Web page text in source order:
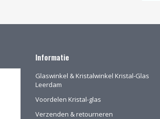
Informatie
Glaswinkel & Kristalwinkel Kristal-Glas
Leerdam
Voordelen Kristal-glas
Verzenden & retourneren